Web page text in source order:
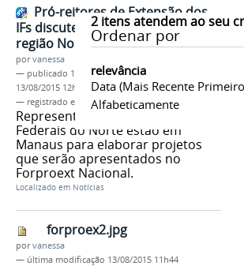
2itens atendem ao seu
Ordenar por
relevância
Data (mais Recente
Alfabeticamente
Pró-reitores de Extensão dos
IFs discutem propostas para
região Norte
porvanessa
— publicado 13/08/2015—última modificação
13/08/2015 12h02
— registrado em:
Forproext,Regional Norte
Representantes dos Institutos
Federais do Norte estão em
Manaus para elaborar projetos
que serão apresentados no
Forproext Nacional.
Localizado em Notícias
forproex2.jpg
porvanessa
— última modificação 13/08/2015 11h44